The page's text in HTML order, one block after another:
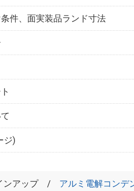
件、面実装品ランド寸法
ジ)
ンアップ アルミ電解コンデ